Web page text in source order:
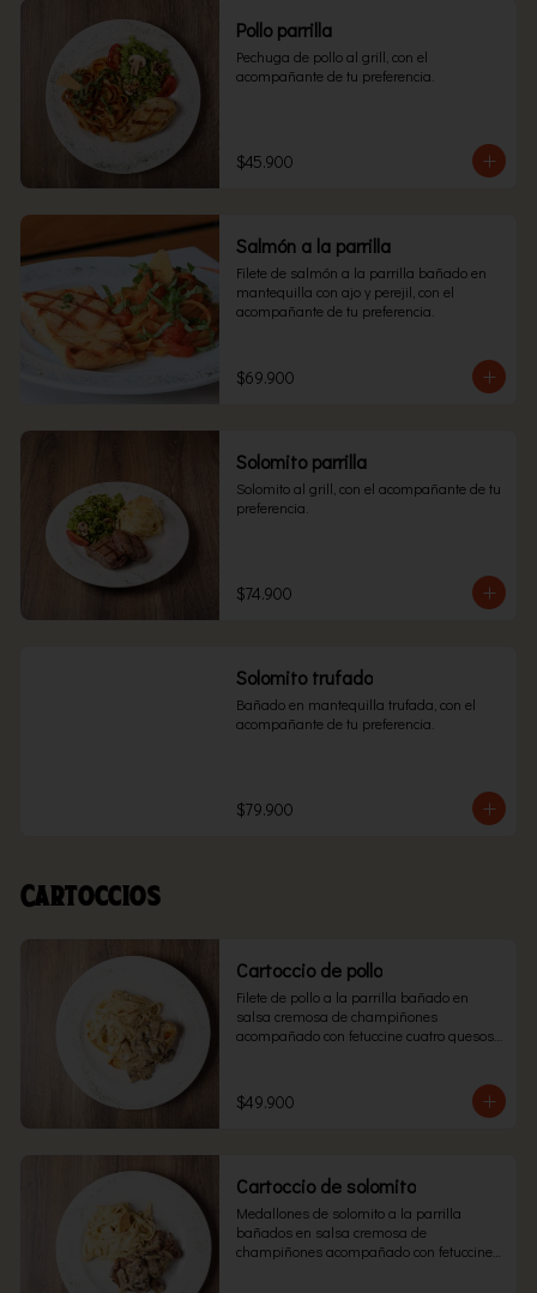
Pollo parrilla
Pechuga de pollo al grill, con el
acompañante de tu preferencia.
$45.900
Salmón a la parrilla
Filete de salmón a la parrilla bañado en
mantequilla con ajo y perejil, con el
acompañante de tu preferencia.
$69.900
Solomito parrilla
Solomito al grill, con el acompañante de tu
preferencia.
$74.900
Solomito trufado
Bañado en mantequilla trufada, con el
acompañante de tu preferencia.
$79.900
Cartoccios
Cartoccio de pollo
Filete de pollo a la parrilla bañado en
salsa cremosa de champiñones
acompañado con fetuccine cuatro quesos
$49.900
Cartoccio de solomito
Medallones de solomito a la parrilla
bañados en salsa cremosa de
champiñones acompañado con fetuccine